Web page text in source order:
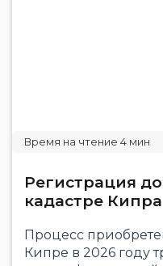
Регистрация
кадастре Кипра
Процесс
Кипре в 2026 году